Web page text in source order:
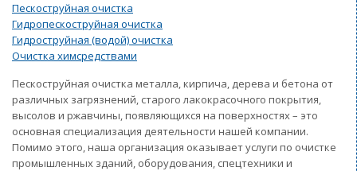
Пескоструйная очистка
Гидропескоструйная очистка
Гидроструйная (водой) очистка
Очистка химсредствами
Пескоструйная очистка металла, кирпича, дерева и бетона от
различных загрязнений, старого лакокрасочного покрытия,
высолов и ржавчины, появляющихся на поверхностях – это
основная специализация деятельности нашей компании.
Помимо этого, наша организация оказывает услуги по очистке
промышленных зданий, оборудования, спецтехники и